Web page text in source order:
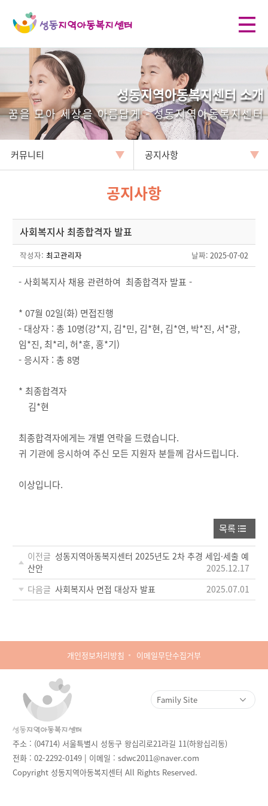
성동지역아동복지센터 소개
꿈을 모아 세상을 아름답게 - 성동지역아동복지센터
커뮤니티 공지사항
공지사항
사회복지사 최종합격자 발표
작성자: 최고관리자 날짜: 2025-07-02
- 사회복지사 채용 관련하여 최종합격자 발표 -
* 07월 02일(화) 면접진행
- 대상자 : 총 10명(강*지, 김*민, 김*현, 김*연, 박*진, 서*광,
임*진, 최*리, 허*훈, 홍*기)
- 응시자 : 총 8명
* 최종합격자
김*현
최종합격자에게는 개별 연락을 드렸습니다.
귀 기관에 응시하여 주신 모든 지원자 분들께 감사드립니다.
이상입니다.
목록
이전글 성동지역아동복지센터 2025년도 2차 추경 세입·세출 예
산안
2025.12.17
다음글 사회복지사 면접 대상자 발표 2025.07.01
개인정보처리방침 이메일무단수집거부
주소 : (04714) 서울특별시 성동구 왕십리로21라길 11(하왕십리동)
전화 : 02-2292-0149 | 이메일 : sdwc2011@naver.com
Copyright 성동지역아동복지센터 All Rights Reserved.